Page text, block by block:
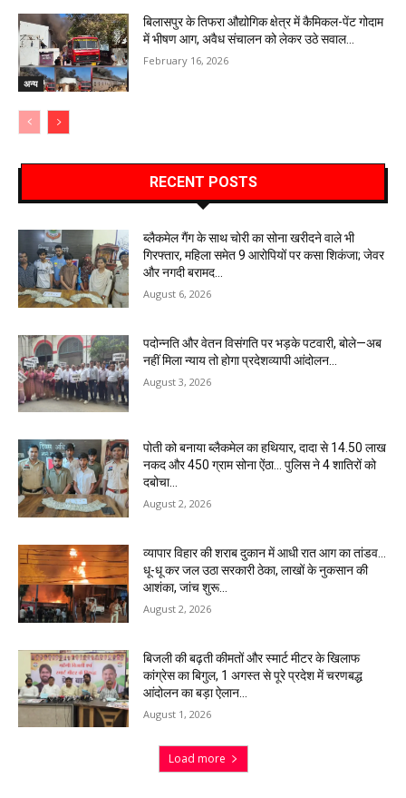
अन्य
बिलासपुर के तिफरा औद्योगिक क्षेत्र में कैमिकल-पेंट गोदाम
में भीषण आग, अवैध संचालन को लेकर उठे सवाल…
February 16, 2026
RECENT POSTS
ब्लैकमेल गैंग के साथ चोरी का सोना खरीदने वाले भी
गिरफ्तार, महिला समेत 9 आरोपियों पर कसा शिकंजा; जेवर
और नगदी बरामद…
August 6, 2026
पदोन्नति और वेतन विसंगति पर भड़के पटवारी, बोले—अब
नहीं मिला न्याय तो होगा प्रदेशव्यापी आंदोलन…
August 3, 2026
पोती को बनाया ब्लैकमेल का हथियार, दादा से 14.50 लाख
नकद और 450 ग्राम सोना ऐंठा… पुलिस ने 4 शातिरों को
दबोचा…
August 2, 2026
व्यापार विहार की शराब दुकान में आधी रात आग का तांडव…
धू-धू कर जल उठा सरकारी ठेका, लाखों के नुकसान की
आशंका, जांच शुरू…
August 2, 2026
बिजली की बढ़ती कीमतों और स्मार्ट मीटर के खिलाफ
कांग्रेस का बिगुल, 1 अगस्त से पूरे प्रदेश में चरणबद्ध
आंदोलन का बड़ा ऐलान…
August 1, 2026
Load more